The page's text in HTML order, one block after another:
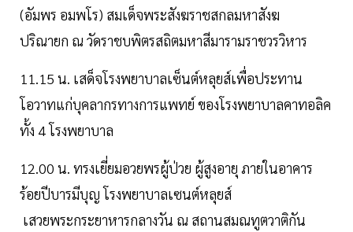
(อัมพร อมพโร) สมเด็จพระสังฆราชสกลมหาสังฆ
ปริณายก ณ วัดราชบพิตรสถิตมหาสีมารามราชวรวิหาร
11.15 น. เสด็จโรงพยาบาลเซ็นต์หลุยส์เพื่อประทาน
โอวาทแก่บุคลากรทางการแพทย์ ของโรงพยาบาลคาทอลิค
ทั้ง 4 โรงพยาบาล
12.00 น. ทรงเยี่ยมอวยพรผู้ป่วย ผู้สูงอายุ ภายในอาคาร
ร้อยปีบารมีบุญ โรงพยาบาลเซนต์หลุยส์
เสวยพระกระยาหารกลางวัน ณ สถานสมณทูตวาติกัน